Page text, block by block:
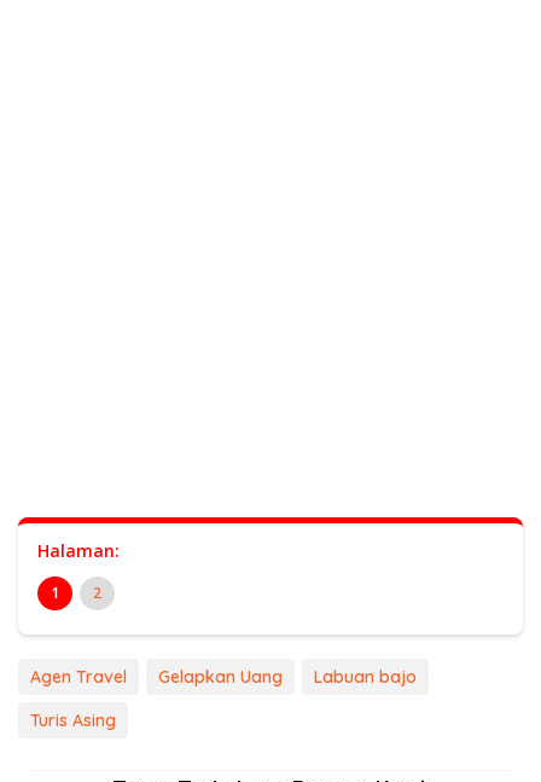
Halaman:
1 2
Agen Travel Gelapkan Uang
Labuan bajo
Turis Asing